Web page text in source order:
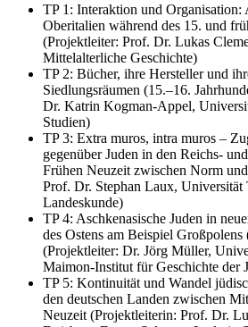
TP 1: Interaktion und Organisation:
Oberitalien während des 15. und
(Projektleiter: Prof. Dr. Lukas
Mittelalterliche Geschichte)
TP 2: Bücher, ihre Hersteller und
Siedlungsräumen (15.–16.
Dr. Katrin Kogman-Appel,
Studien)
TP 3: Extra muros, intra muros –
gegenüber Juden in den Reichs-
Frühen Neuzeit zwischen Norm
Prof. Dr. Stephan Laux, Universität
Landeskunde)
TP 4: Aschkenasische Juden in
des Ostens am Beispiel
(Projektleiter: Dr. Jörg Müller,
Maimon-Institut für Geschichte der
TP 5: Kontinuität und Wandel
den deutschen Landen zwischen
Neuzeit (Projektleiterin: Prof. Dr.